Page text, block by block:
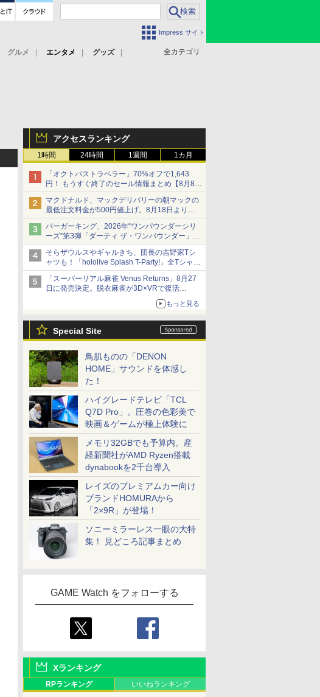
Impress サイト
全カテゴリ
グルメ エンタメ
グッズ
アクセスランキング
1時間 24時間 1週間 1カ月
「オクトパストラベラー」70%オフで1,643
円！ もうすぐ終了のセール情報まとめ【8月8日
更新】
ニンテンドーeショップでは「大神 絶景版」が
67%オフで990円
マクドナルド、マックデリバリーの朝マックの
最低注文料金が500円値上げ。8月18日より
1,500円から受付
バーガーキング、2026年“ワンパウンダーシリ
ーズ”第3弾「ダーティ ザ・ワンパウンダー」を
8月7日発売
「特製ガーリックマヨソース」を使用した超大
型チーズバーガー
そらザウルスやギャルきち、団長の吉野家Tシ
ャツも！「hololive Splash T-Party!」全Tシャツ
ラインナップ公開＆オンライン販売開始
「スーパーリアル麻雀 Venus Returns」8月27
日に発売決定。脱衣麻雀が3D×VRで復活
発売から2週間は20%オフになるセールが実施
もっと見る
Special Site
鳥肌ものの「DENON
HOME」サウンドを体感し
た！
ハイグレードテレビ「TCL
Q7D Pro」。圧巻の色彩美で
映画＆ゲームが極上体験に
メモリ32GBでも予算内。産
経新聞社がAMD Ryzen搭載
dynabookを2千台導入
レイズのプレミアムカー向け
ブランドHOMURAから
「2×9R」が登場！
ソニーミラーレス一眼の大特
集！ 見どころ記事まとめ
GAME Watch をフォローする
Xランキング
RPランキング いいねランキング